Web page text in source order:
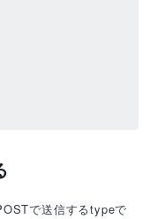
で送信するtypeで